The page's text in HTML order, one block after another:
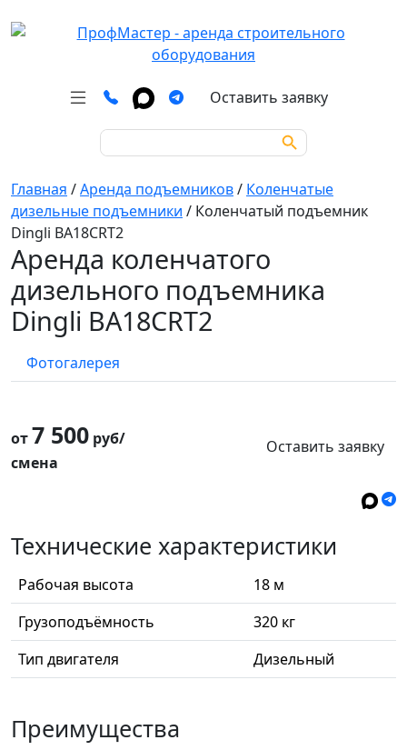
Search
for:
Search Button
Оставить заявку
Главная /Аренда подъемников/ Коленчатые
дизельные подъемники / Коленчатый подъемник
Dingli BA18CRT2
Аренда коленчатого
дизельного подъемника
Dingli BA18CRT2
Фотогалерея
от7 500 руб/
смена
Оставить заявку
Технические характеристики
Рабочая высота
18 м
Грузоподъёмность
320 кг
Тип двигателя
Дизельный
Преимущества